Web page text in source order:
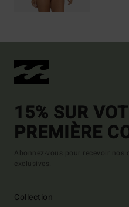
15% SUR
PREMIÈRE
Abonnez-vous pour recevoir nos
exclusives.
Collection